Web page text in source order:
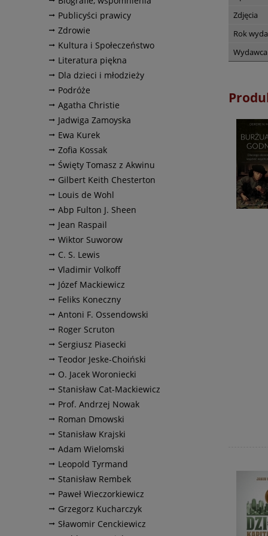
Publicyści prawicy
Zdrowie
Kultura i Społeczeństwo
Literatura piękna
Dla dzieci i młodzieży
Podróże
Agatha Christie
Jadwiga Zamoyska
Ewa Kurek
Zofia Kossak
Święty Tomasz z Akwinu
Gilbert Keith Chesterton
Louis de Wohl
Abp Fulton J. Sheen
Jean Raspail
Wiktor Suworow
C. S. Lewis
Vladimir Volkoff
Józef Mackiewicz
Feliks Koneczny
Antoni F. Ossendowski
Roger Scruton
Sergiusz Piasecki
Teodor Jeske-Choiński
O. Jacek Woroniecki
Stanisław Cat-Mackiewicz
Prof. Andrzej Nowak
Roman Dmowski
Stanisław Krajski
Adam Wielomski
Leopold Tyrmand
Stanisław Rembek
Paweł Wieczorkiewicz
Grzegorz Kucharczyk
Sławomir Cenckiewicz
Zdjęcia
Rok
Wydawca